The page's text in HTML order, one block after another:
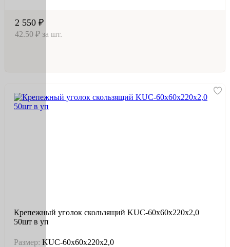
2 550 ₽
42.50 ₽ за шт.
Крепежный уголок скользящий KUC-60х60х220х2,0
50шт в уп
Размер: KUC-60х60х220х2,0